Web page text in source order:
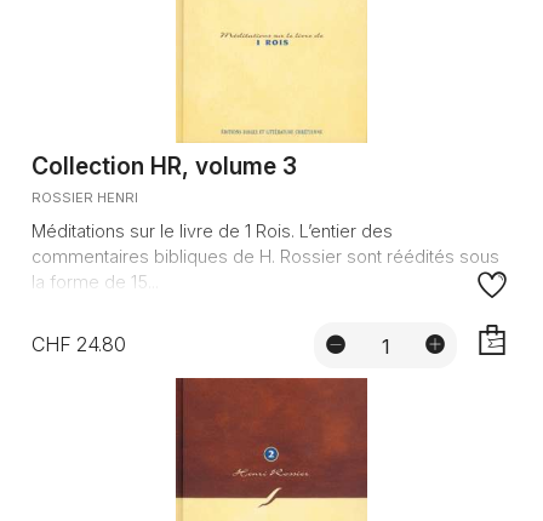
Collection HR, volume 3
ROSSIER HENRI
Méditations sur le livre de 1 Rois. L’entier des
commentaires bibliques de H. Rossier sont réédités sous
la forme de 15...
CHF 24.80